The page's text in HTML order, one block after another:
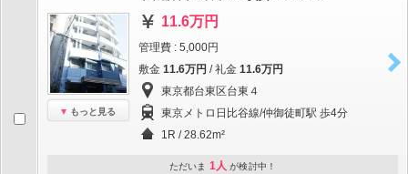
もっと見る
11.6万円
管理費 : 5,000円
敷金 11.6万円 / 礼金 11.6万円
東京都台東区台東４
東京メトロ日比谷線/仲御徒町駅 歩4分
1R / 28.62m²
ただいま 1人 が検討中！